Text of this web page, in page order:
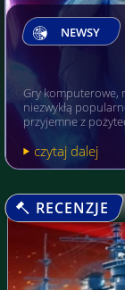
NEWSY
Gry komputerowe,
niezwykłą
przyjemne z
czytaj dalej
RECENZJE